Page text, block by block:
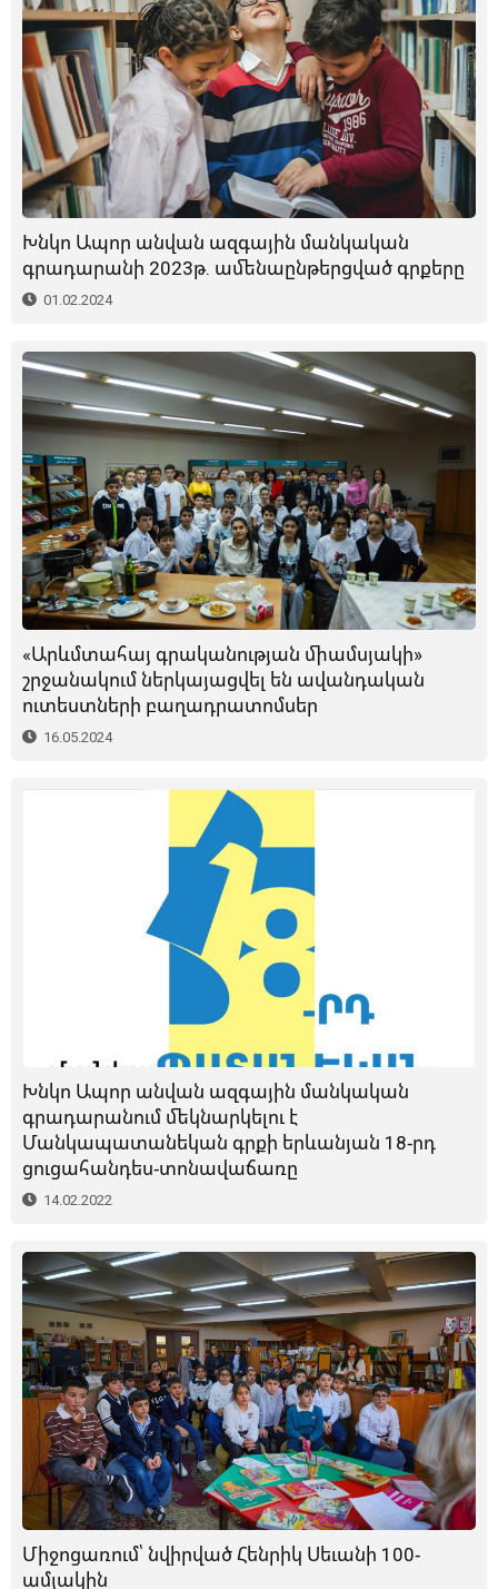
Խնկո Ապոր անվան ազգային մանկական
գրադարանի 2023թ. ամենաընթերցված գրքերը
01.02.2024
«Արևմտահայ գրականության միամսյակի»
շրջանակում ներկայացվել են ավանդական
ուտեստների բաղադրատոմսեր
16.05.2024
Խնկո Ապոր անվան ազգային մանկական
գրադարանում մեկնարկելու է
Մանկապատանեկան գրքի երևանյան 18-րդ
ցուցահանդես-տոնավաճառը
14.02.2022
Միջոցառում՝ նվիրված Հենրիկ Սեւանի 100-
ամյակին